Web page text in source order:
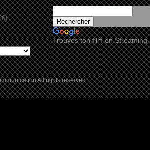
Trouves ton film en Streaming
All rights reserved.